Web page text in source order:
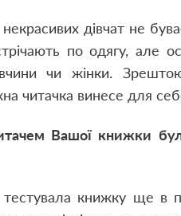
дівчат не
по одягу, але
чи жінки.
читачка винесе для
Вашої книжки
книжку ще в